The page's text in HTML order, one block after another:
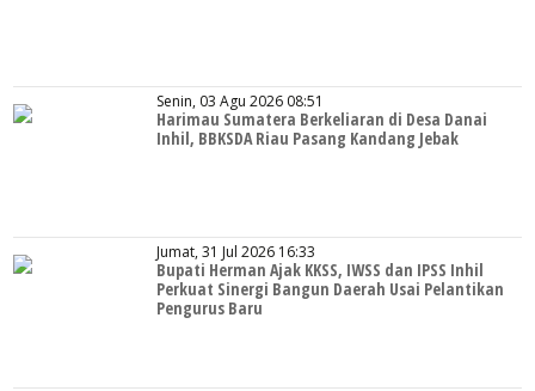
Senin, 03 Agu 2026 08:51
Harimau Sumatera Berkeliaran di Desa Danai
Inhil, BBKSDA Riau Pasang Kandang Jebak
Jumat, 31 Jul 2026 16:33
Bupati Herman Ajak KKSS, IWSS dan IPSS Inhil
Perkuat Sinergi Bangun Daerah Usai Pelantikan
Pengurus Baru